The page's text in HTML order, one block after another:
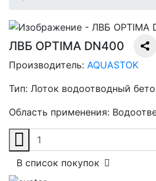
ЛВБ OPTIMA DN400
Производитель: AQUASTOK
Тип: Лоток водоотводный
Область применения:
В список покупок